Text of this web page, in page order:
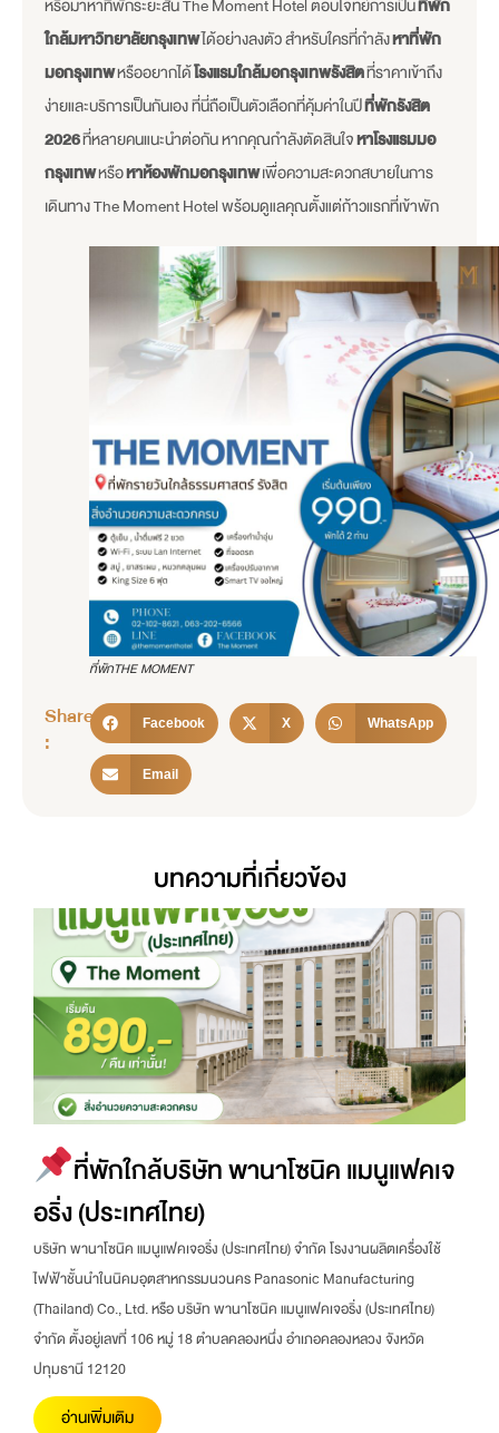
หรือมาหาที่พักระยะสั้น The Moment Hotel ตอบโจทย์การเป็นที่พัก
ใกล้มหาวิทยาลัยกรุงเทพได้อย่างลงตัว สำหรับใครที่กำลังหาที่พัก
มอกรุงเทพหรืออยากได้โรงแรมใกล้มอกรุงเทพรังสิตที่ราคาเข้าถึง
ง่ายและบริการเป็นกันเอง ที่นี่ถือเป็นตัวเลือกที่คุ้มค่าในปีที่พักรังสิต
2026ที่หลายคนแนะนำต่อกัน หากคุณกำลังตัดสินใจหาโรงแรมมอ
กรุงเทพหรือหาห้องพักมอกรุงเทพเพื่อความสะดวกสบายในการ
เดินทาง The Moment Hotel พร้อมดูแลคุณตั้งแต่ก้าวแรกที่เข้าพัก
ที่พักTHE MOMENT
Share
:
Facebook X WhatsApp
Email
บทความที่เกี่ยวข้อง
ที่พักใกล้บริษัท พานาโซนิค แมนูแฟคเจ
อริ่ง (ประเทศไทย)
บริษัท พานาโซนิค แมนูแฟคเจอริ่ง (ประเทศไทย) จำกัด โรงงานผลิตเครื่องใช้
ไฟฟ้าชั้นนำในนิคมอุตสาหกรรมนวนคร Panasonic Manufacturing
(Thailand) Co., Ltd. หรือ บริษัท พานาโซนิค แมนูแฟคเจอริ่ง (ประเทศไทย)
จำกัด ตั้งอยู่เลขที่ 106 หมู่ 18 ตำบลคลองหนึ่ง อำเภอคลองหลวง จังหวัด
ปทุมธานี 12120
อ่านเพิ่มเติม